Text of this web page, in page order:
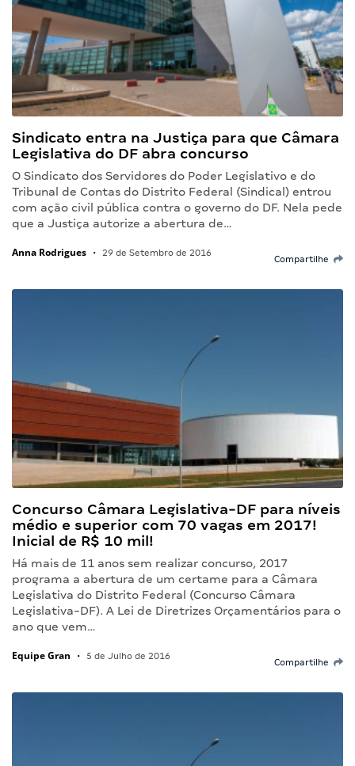
Sindicato entra na Justiça para que Câmara
Legislativa do DF abra concurso
O Sindicato dos Servidores do Poder Legislativo e do
Tribunal de Contas do Distrito Federal (Sindical) entrou
com ação civil pública contra o governo do DF. Nela pede
que a Justiça autorize a abertura de…
Anna Rodrigues • 29 de Setembro de 2016
Compartilhe
Concurso Câmara Legislativa-DF para níveis
médio e superior com 70 vagas em 2017!
Inicial de R$ 10 mil!
Há mais de 11 anos sem realizar concurso, 2017
programa a abertura de um certame para a Câmara
Legislativa do Distrito Federal (Concurso Câmara
Legislativa-DF). A Lei de Diretrizes Orçamentários para o
ano que vem…
Equipe Gran • 5 de Julho de 2016
Compartilhe